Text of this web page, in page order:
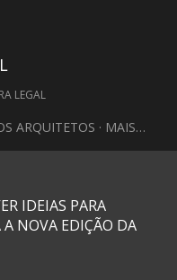
LEGAL
ARQUITETOS MAIS…
IDEIAS PARA
A NOVA EDIÇÃO DA